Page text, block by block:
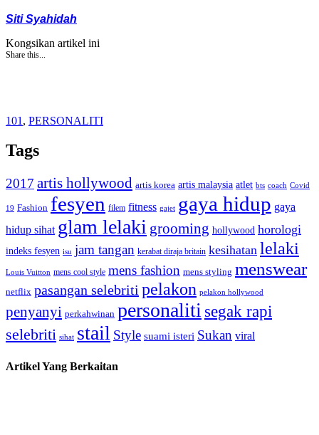
Siti Syahidah
Kongsikan artikel ini
Share this...
101 , PERSONALITI
Tags
2017 artis hollywood artis korea artis malaysia atlet bts coach Covid
19 Fashion fesyen filem fitness gajet gaya hidup gaya
hidup sihat glam lelaki grooming hollywood horologi
indeks fesyen isu jam tangan kerabat diraja britain kesihatan lelaki
Louis Vuitton mens cool style mens fashion mens styling menswear
netflix pasangan selebriti pelakon pelakon hollywood
penyanyi perkahwinan personalitisegak rapi
selebriti sihat stail Style suami isteri Sukan viral
Artikel Yang Berkaitan